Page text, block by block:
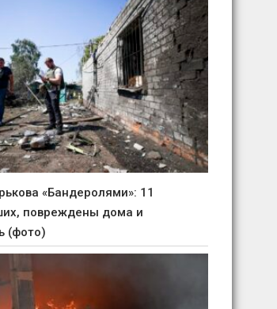
«Бандеролями»: 11
повреждены дома и
(фото)